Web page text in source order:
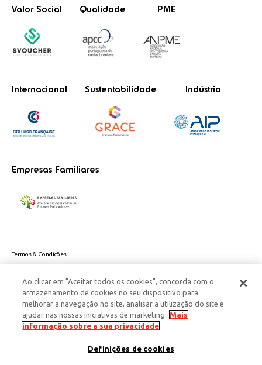
Valor Social Qualidade PME
Internacional Sustentabilidade Indústria
Empresas Familiares
Termos & Condições
Politica de Cookies
Política de Privacidade Dados Pessoais
Responsabilidade Social Corporativa
Este site é protegido pelo reCAPTCHA e aplicam-se a
da Google.
Ao clicar em "Aceitar todos os cookies", concorda com o
armazenamento de cookies no seu dispositivo para
melhorar a navegação no site, analisar a utilização do site e
ajudar nas nossas iniciativas de marketing. Mais
informação sobre a sua privacidade
Definições de cookies